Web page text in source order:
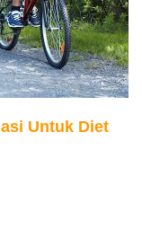
Untuk Diet